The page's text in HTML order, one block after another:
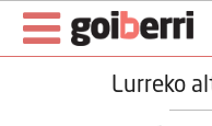
Lurreko